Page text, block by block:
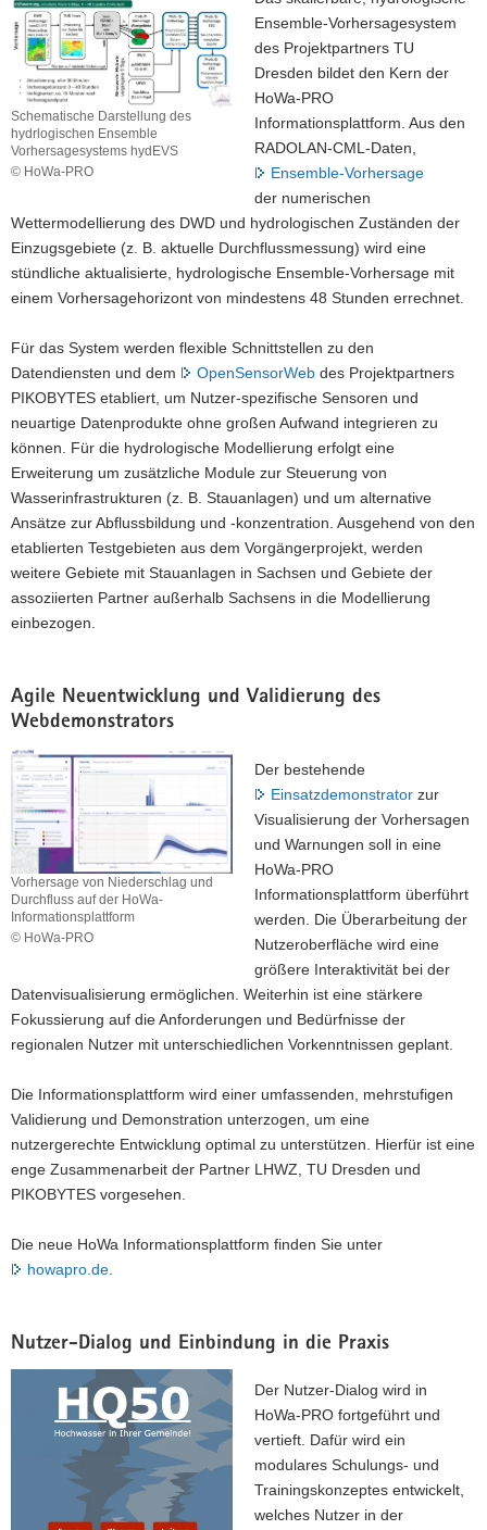
Schematische Darstellung des
hydrlogischen Ensemble
Vorhersagesystems hydEVS
© HoWa-PRO
des
hydrlogischen
Ensemble
Vorhersagesystems
Ensemble-Vorhersagesystem
des Projektpartners TU
Dresden bildet den Kern der
HoWa-PRO
Informationsplattform. Aus den
RADOLAN-CML-Daten,
Ensemble-Vorhersage
der numerischen
Wettermodellierung des DWD und hydrologischen Zuständen der
Einzugsgebiete (z. B. aktuelle Durchflussmessung) wird eine
stündliche aktualisierte, hydrologische Ensemble-Vorhersage mit
einem Vorhersagehorizont von mindestens 48 Stunden errechnet.
Für das System werden flexible Schnittstellen zu den
Datendiensten und dem
OpenSensorWeb des Projektpartners
PIKOBYTES etabliert, um Nutzer-spezifische Sensoren und
neuartige Datenprodukte ohne großen Aufwand integrieren zu
können. Für die hydrologische Modellierung erfolgt eine
Erweiterung um zusätzliche Module zur Steuerung von
Wasserinfrastrukturen (z. B. Stauanlagen) und um alternative
Ansätze zur Abflussbildung und -konzentration. Ausgehend von den
etablierten Testgebieten aus dem Vorgängerprojekt, werden
weitere Gebiete mit Stauanlagen in Sachsen und Gebiete der
assoziierten Partner außerhalb Sachsens in die Modellierung
einbezogen.
Agile Neuentwicklung und Validierung des
Webdemonstrators
Vorhersage von Niederschlag und
Durchfluss auf der HoWa-
Informationsplattform
© HoWa-PRO
Niederschlag
und
Durchfluss
HoWa-
Informationsplattform
Der bestehende
Einsatzdemonstrator zur
Visualisierung der Vorhersagen
und Warnungen soll in eine
HoWa-PRO
Informationsplattform überführt
werden. Die Überarbeitung der
Nutzeroberfläche wird eine
größere Interaktivität bei der
Datenvisualisierung ermöglichen. Weiterhin ist eine stärkere
Fokussierung auf die Anforderungen und Bedürfnisse der
regionalen Nutzer mit unterschiedlichen Vorkenntnissen geplant.
Die Informationsplattform wird einer umfassenden, mehrstufigen
Validierung und Demonstration unterzogen, um eine
nutzergerechte Entwicklung optimal zu unterstützen. Hierfür ist eine
enge Zusammenarbeit der Partner LHWZ, TU Dresden und
PIKOBYTES vorgesehen.
Die neue HoWa Informationsplattform finden Sie unter
howapro.de
Nutzer-Dialog und Einbindung in die Praxis
Der Nutzer-Dialog wird in
HoWa-PRO fortgeführt und
vertieft. Dafür wird ein
modulares Schulungs- und
Trainingskonzeptes entwickelt,
welches Nutzer in der